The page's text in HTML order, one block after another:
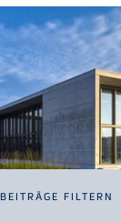
BEITRÄGE FILTERN